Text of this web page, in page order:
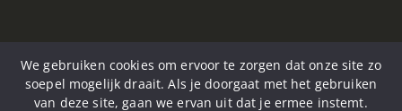
We gebruiken cookies om ervoor te zorgen dat onze site zo
soepel mogelijk draait. Als je doorgaat met het gebruiken
van deze site, gaan we ervan uit dat je ermee instemt.